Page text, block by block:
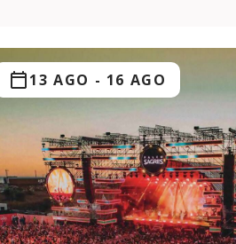
13 AGO - 16 AGO